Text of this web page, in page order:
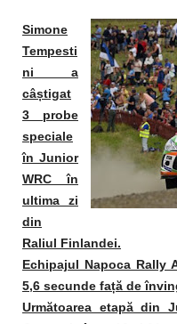
Simone
Tempesti
ni a
câștigat
3 probe
speciale
în Junior
WRC în
ultima zi
din
Raliul Finlandei.
Echipajul Napoca Rally
5,6 secunde față de
Următoarea etapă din